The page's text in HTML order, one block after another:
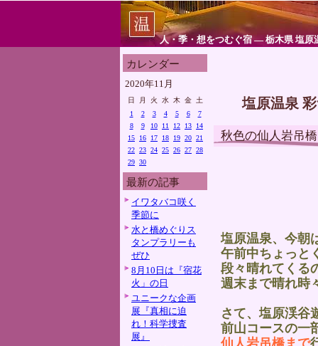
人・季・想をつむぐ宿 ― 栃木県 塩原
カレンダー
2020年11月
日 月 火 水 木 金
土
1
2 3 4 5 6
7
8
9 10 11 12 13
14
15
16 17 18 19 20 21
22 23 24 25 26 27 28
29 30
最新の記事
イワタバコ咲く
季節に
水と橋めぐりス
タンプラリーも
ぜひ
8月10日は『宿花
火」の日
ユニークな企画
展『真相に迫
れ！科学捜査
展』
塩原温泉
秋色の仙人岩吊橋
塩原温泉、今朝
午前中ちょっと
段々晴れてくる
週末まで晴れ時
さて、塩原渓谷
前山コースの一